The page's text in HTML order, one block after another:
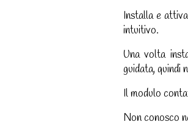
Installa e
intuitivo.
Una volta
guidata, quindi
Il modulo
Non conosco